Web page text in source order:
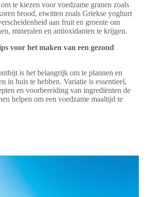
te kiezen voor voedzame granen zoals
brood, eiwitten zoals Griekse yoghurt
aan fruit en groente om
mineralen en antioxidanten te krijgen.
voor het maken van een gezond
is het belangrijk om te plannen en
in huis te hebben. Variatie is essentieel,
en voorbereiding van ingrediënten de
helpen om een voedzame maaltijd te